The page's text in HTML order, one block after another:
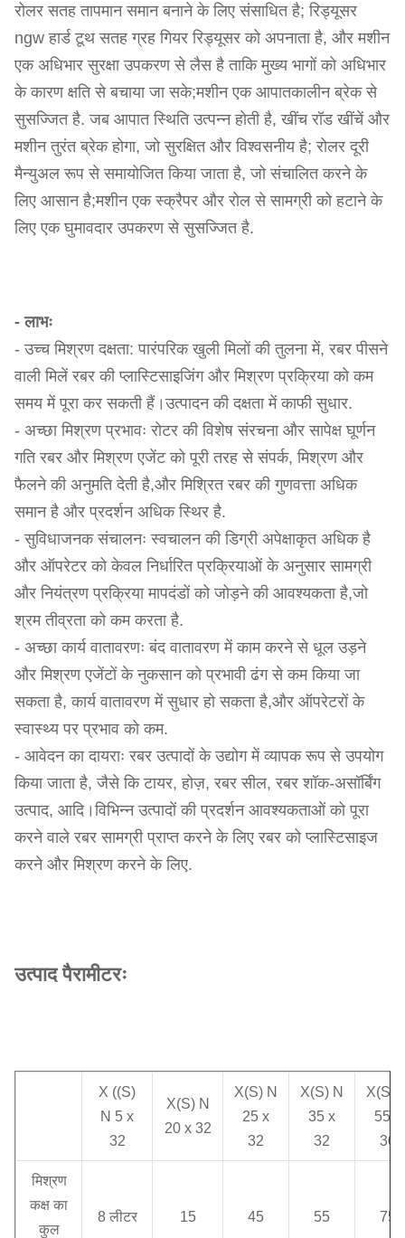
रोलर सतह तापमान समान बनाने के लिए संसाधित है; रिड्यूसर
ngw हार्ड टूथ सतह ग्रह गियर रिड्यूसर को अपनाता है, और मशीन
एक अधिभार सुरक्षा उपकरण से लैस है ताकि मुख्य भागों को अधिभार
के कारण क्षति से बचाया जा सके;मशीन एक आपातकालीन ब्रेक से
सुसज्जित है. जब आपात स्थिति उत्पन्न होती है, खींच रॉड खींचें और
मशीन तुरंत ब्रेक होगा, जो सुरक्षित और विश्वसनीय है; रोलर दूरी
मैन्युअल रूप से समायोजित किया जाता है, जो संचालित करने के
लिए आसान है;मशीन एक स्क्रैपर और रोल से सामग्री को हटाने के
लिए एक घुमावदार उपकरण से सुसज्जित है.
- लाभः
- उच्च मिश्रण दक्षता: पारंपरिक खुली मिलों की तुलना में, रबर पीसने
वाली मिलें रबर की प्लास्टिसाइजिंग और मिश्रण प्रक्रिया को कम
समय में पूरा कर सकती हैं।उत्पादन की दक्षता में काफी सुधार.
- अच्छा मिश्रण प्रभावः रोटर की विशेष संरचना और सापेक्ष घूर्णन
गति रबर और मिश्रण एजेंट को पूरी तरह से संपर्क, मिश्रण और
फैलने की अनुमति देती है,और मिश्रित रबर की गुणवत्ता अधिक
समान है और प्रदर्शन अधिक स्थिर है.
- सुविधाजनक संचालनः स्वचालन की डिग्री अपेक्षाकृत अधिक है
और ऑपरेटर को केवल निर्धारित प्रक्रियाओं के अनुसार सामग्री
और नियंत्रण प्रक्रिया मापदंडों को जोड़ने की आवश्यकता है,जो
श्रम तीव्रता को कम करता है.
- अच्छा कार्य वातावरणः बंद वातावरण में काम करने से धूल उड़ने
और मिश्रण एजेंटों के नुकसान को प्रभावी ढंग से कम किया जा
सकता है, कार्य वातावरण में सुधार हो सकता है,और ऑपरेटरों के
स्वास्थ्य पर प्रभाव को कम.
- आवेदन का दायराः रबर उत्पादों के उद्योग में व्यापक रूप से उपयोग
किया जाता है, जैसे कि टायर, होज़, रबर सील, रबर शॉक-असॉर्बिंग
उत्पाद, आदि।विभिन्न उत्पादों की प्रदर्शन आवश्यकताओं को पूरा
करने वाले रबर सामग्री प्राप्त करने के लिए रबर को प्लास्टिसाइज
करने और मिश्रण करने के लिए.
उत्पाद पैरामीटरः
X ((S)
N 5 x
32
X(S) N
20 x 32
X(S) N
25 x
32
X(S) N
35 x
32
X(S)
55 x
30
मिश्रण
कक्ष का
कुल
8 लीटर 15 45 55 75